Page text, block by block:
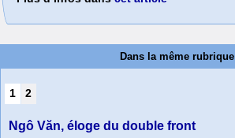
Dans la même rubrique
1 2
Ngô Văn, éloge du double front